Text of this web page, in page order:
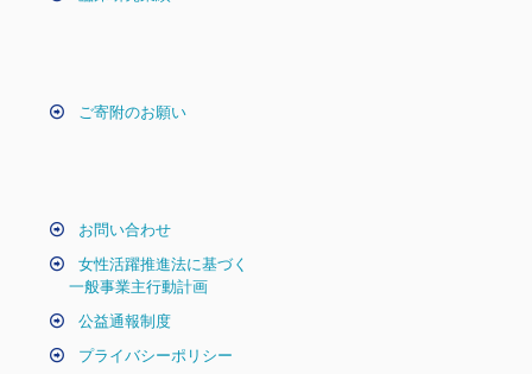
ご寄附のお願い
お問い合わせ
女性活躍推進法に基づく
一般事業主行動計画
公益通報制度
プライバシーポリシー